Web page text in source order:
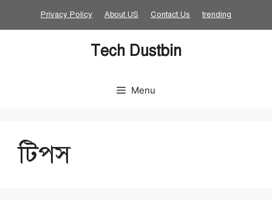
Privacy Policy About US Contact Us trending
Tech Dustbin
Menu
টিপস